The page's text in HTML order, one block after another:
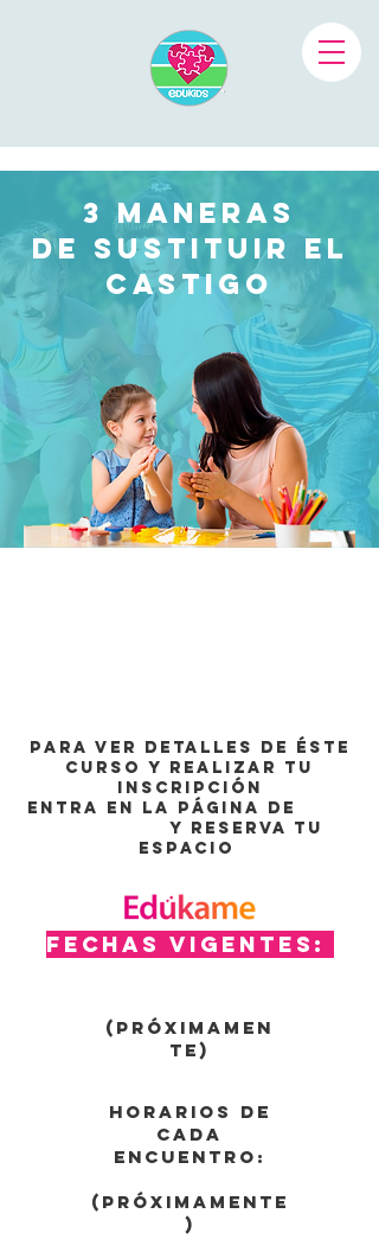
3 Maneras
de sustituir el
castigo
Para ver detalles de éste
curso y realizar tu
inscripción
entra en la página de
y reserva tu
espacio
Fechas vigentes:
(Próximamen
te)
Horarios de
cada
encuentro:
(Próximamente
)